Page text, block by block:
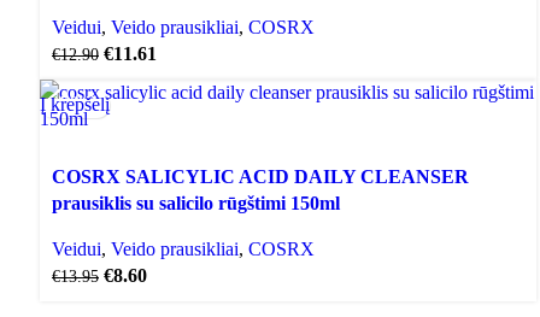
Veidui, Veido prausikliai, COSRX
€12.90 €11.61
AKCIJA
Į krepšelį
COSRX SALICYLIC ACID DAILY CLEANSER
prausiklis su salicilo rūgštimi 150ml
Veidui, Veido prausikliai, COSRX
€13.95 €8.60